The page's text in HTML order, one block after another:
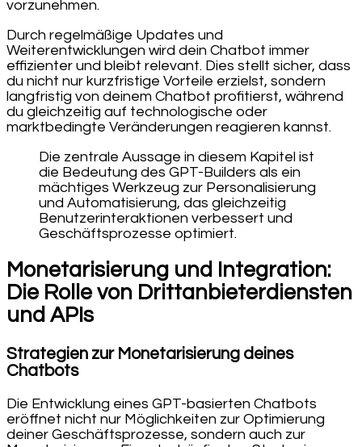
vorzunehmen.
Durch regelmäßige Updates und
Weiterentwicklungen wird dein Chatbot immer
effizienter und bleibt relevant. Dies stellt sicher, dass
du nicht nur kurzfristige Vorteile erzielst, sondern
langfristig von deinem Chatbot profitierst, während
du gleichzeitig auf technologische oder
marktbedingte Veränderungen reagieren kannst.
Die zentrale Aussage in diesem Kapitel ist
die Bedeutung des GPT-Builders als ein
mächtiges Werkzeug zur Personalisierung
und Automatisierung, das gleichzeitig
Benutzerinteraktionen verbessert und
Geschäftsprozesse optimiert.
Monetarisierung und Integration:
Die Rolle von Drittanbieterdiensten
und APIs
Strategien zur Monetarisierung deines
Chatbots
Die Entwicklung eines GPT-basierten Chatbots
eröffnet nicht nur Möglichkeiten zur Optimierung
deiner Geschäftsprozesse, sondern auch zur